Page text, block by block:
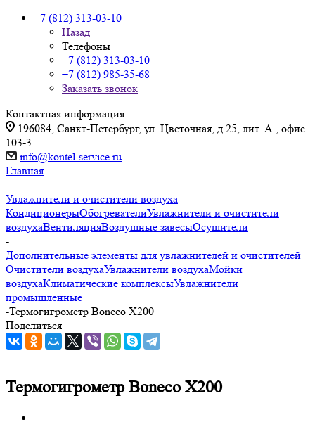
+7 (812) 313-03-10
Назад
Телефоны
+7 (812) 313-03-10
+7 (812) 985-35-68
Заказать звонок
Контактная информация
196084, Санкт-Петербург, ул. Цветочная, д.25, лит. А., офис
103-3
info@kontel-service.ru
Главная
-
Увлажнители и очистители воздуха
КондиционерыОбогревателиУвлажнители и очистители
воздухаВентиляцияВоздушные завесыОсушители
-
Дополнительные элементы для увлажнителей и очистителей
Очистители воздухаУвлажнители воздухаМойки
воздухаКлиматические комплексыУвлажнители
промышленные
-Термогигрометр Boneco X200
Поделиться
Термогигрометр Boneco X200